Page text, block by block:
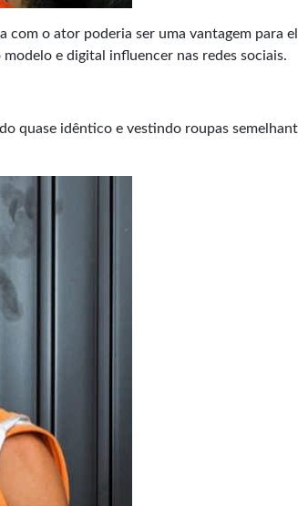
com o ator poderia ser uma vantagem para
e digital influencer nas redes sociais.
quase idêntico e vestindo roupas